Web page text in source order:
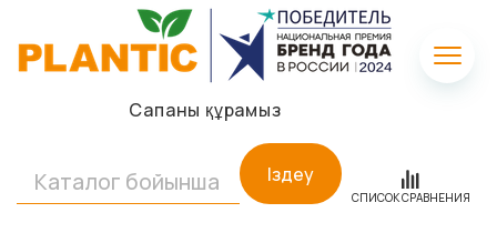
Сапаны құрамыз
Іздеу
СПИСОК СРАВНЕНИЯ